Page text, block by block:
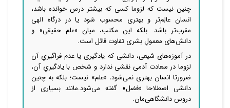
چنین نیست که لزوما کسی که بیشتر درس خوانده باشد،
انسان عالِم‌تر و بهتری محسوب شود یا در درگاه الهی
مقرب‌تر باشد. بلکه این مکتب، میان «علم حقیقی» و
دانشهای معمولِ بشری تفاوت قائل است.
در آموزه‌های شیعی، دانشی که یادگیری یا عدم فراگیریِ آن
لزوما در سعادت آدمی نقشی ندارد و شخص با یادگیری‌ِ آن،
ضرورتا انسان بهتری نمی‌شود، «علم» نیست؛ بلکه به چنین
دانشی اصطلاحا «فضل» گفته می‌شود.مانند بسیاری از
دروس دانشگاهی‌مان.